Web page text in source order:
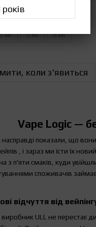
мг 3 мг 6 мг
коли з'явиться
Vape Logic —
насправді показали, що
, і зараз ми їсти їх
з п'яти смаків, куди
споживачів
відчуття від
виробник ULL не перестає